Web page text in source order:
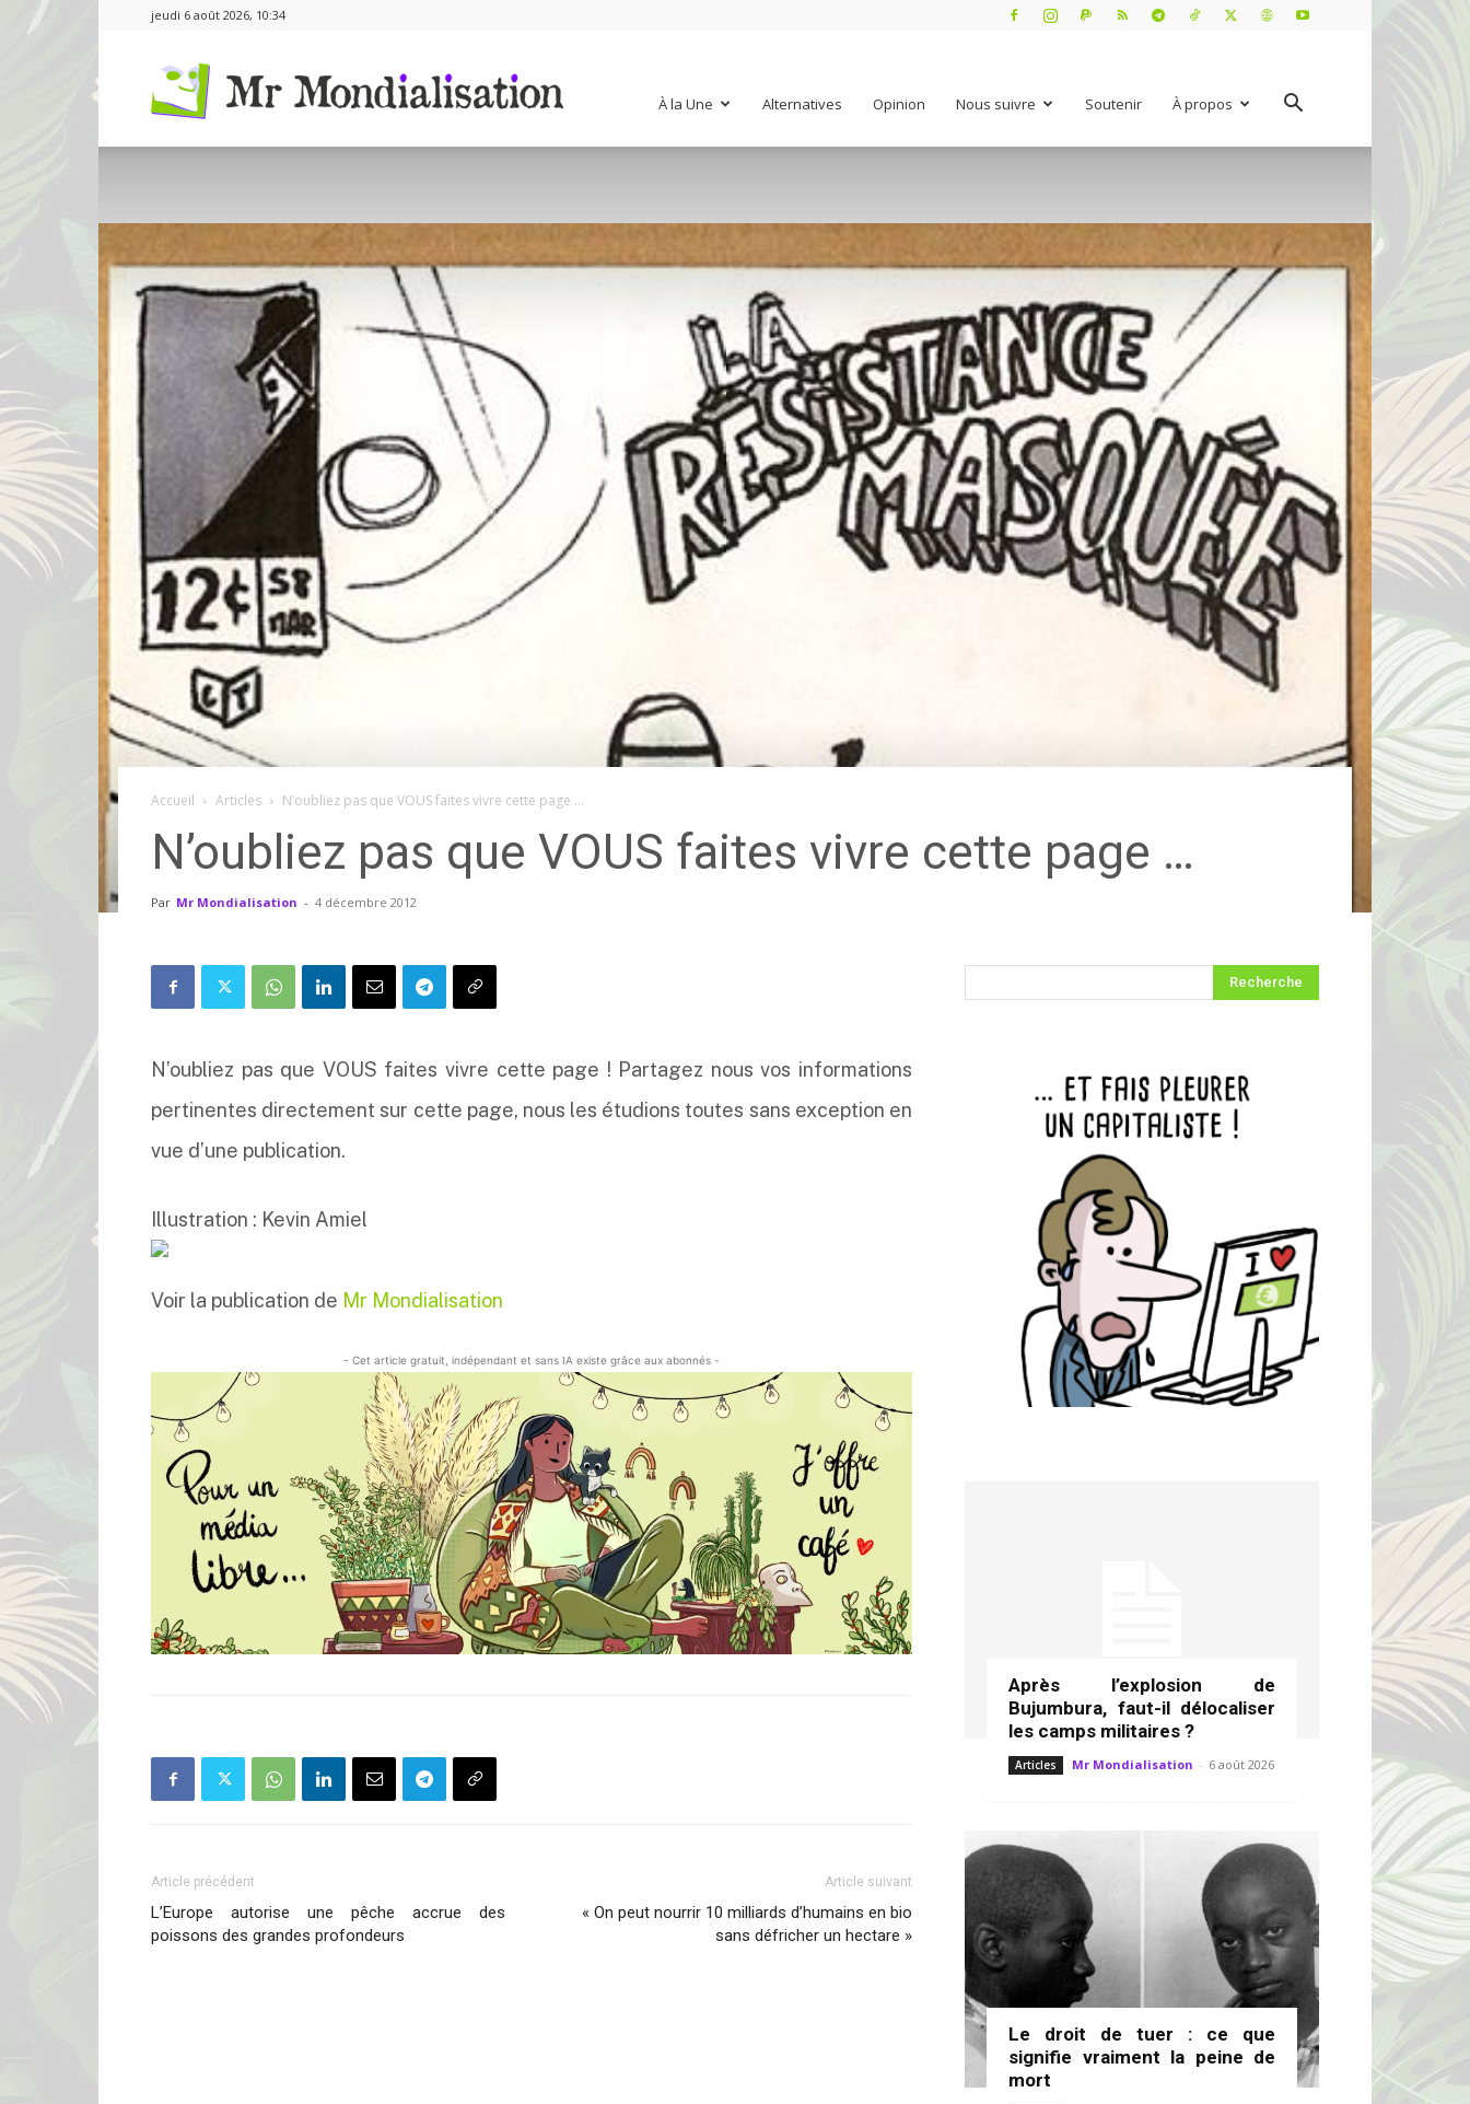
jeudi 6 août 2026, 10:34
À la Une Alternatives Opinion Nous suivre Soutenir À propos
Accueil Articles N’oubliez pas que VOUS faites vivre cette page …
N’oubliez pas que VOUS faites vivre cette page …
Par Mr Mondialisation - 4 décembre 2012
N’oubliez pas que VOUS faites vivre cette page ! Partagez nous vos informations
pertinentes directement sur cette page, nous les étudions toutes sans exception en
vue d’une publication.
Illustration : Kevin Amiel
Voir la publication de Mr Mondialisation
- Cet article gratuit, indépendant et sans IA existe grâce aux abonnés -
Article précédent
L’Europe autorise une pêche accrue des
poissons des grandes profondeurs
Article suivant
« On peut nourrir 10 milliards d’humains en bio
sans défricher un hectare »
Après l’explosion de
Bujumbura, faut-il délocaliser
les camps militaires ?
Articles Mr Mondialisation - 6 août 2026
Le droit de tuer : ce que
signifie vraiment la peine de
mort